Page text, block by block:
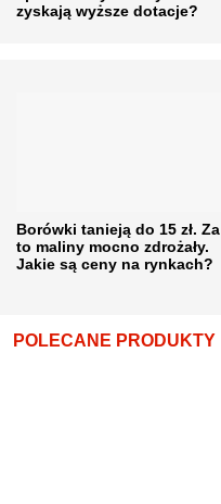
zyskają wyższe dotacje?
Borówki tanieją do 15 zł. Za
to maliny mocno zdrożały.
Jakie są ceny na rynkach?
POLECANE PRODUKTY